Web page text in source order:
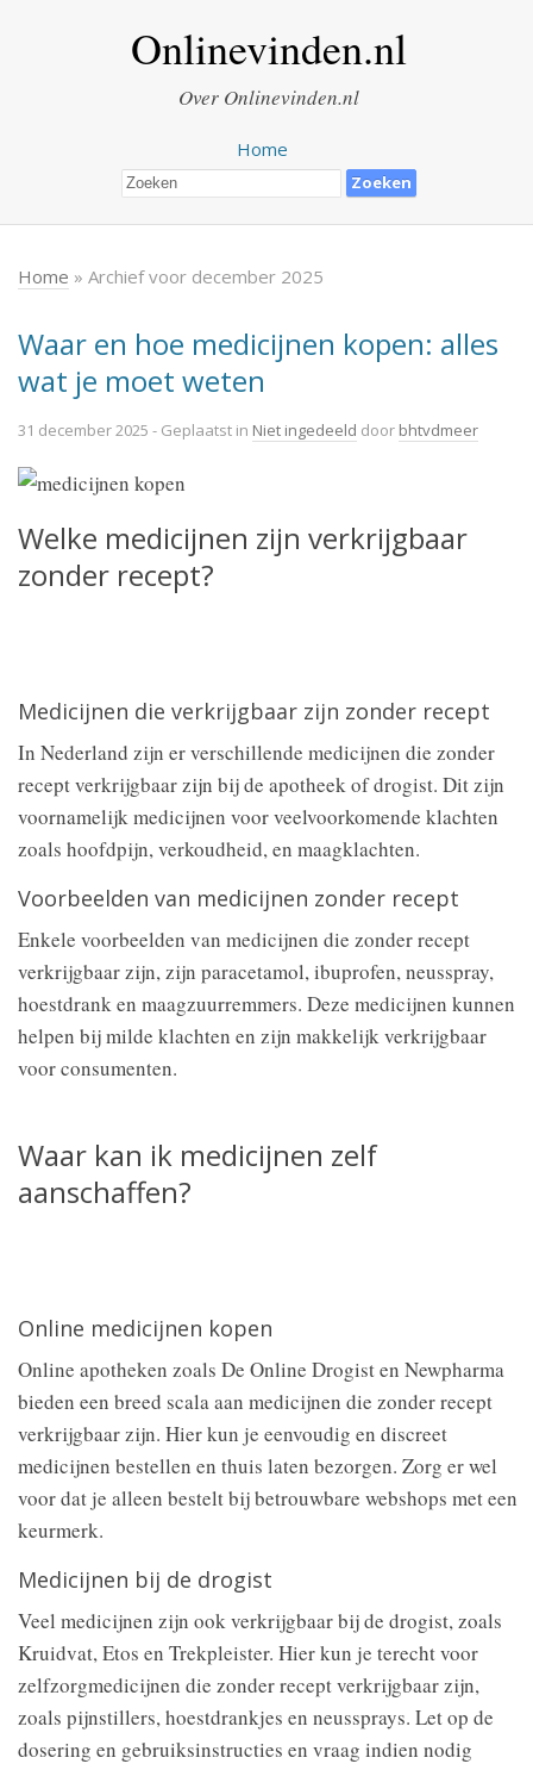
Onlinevinden.nl
Over Onlinevinden.nl
Home
Home » Archief voor december 2025
Waar en hoe medicijnen kopen: alles
wat je moet weten
31 december 2025 - Geplaatst in Niet ingedeeld door bhtvdmeer
Welke medicijnen zijn verkrijgbaar
zonder recept?
Medicijnen die verkrijgbaar zijn zonder recept
In Nederland zijn er verschillende medicijnen die zonder
recept verkrijgbaar zijn bij de apotheek of drogist. Dit zijn
voornamelijk medicijnen voor veelvoorkomende klachten
zoals hoofdpijn, verkoudheid, en maagklachten.
Voorbeelden van medicijnen zonder recept
Enkele voorbeelden van medicijnen die zonder recept
verkrijgbaar zijn, zijn paracetamol, ibuprofen, neusspray,
hoestdrank en maagzuurremmers. Deze medicijnen kunnen
helpen bij milde klachten en zijn makkelijk verkrijgbaar
voor consumenten.
Waar kan ik medicijnen zelf
aanschaffen?
Online medicijnen kopen
Online apotheken zoals De Online Drogist en Newpharma
bieden een breed scala aan medicijnen die zonder recept
verkrijgbaar zijn. Hier kun je eenvoudig en discreet
medicijnen bestellen en thuis laten bezorgen. Zorg er wel
voor dat je alleen bestelt bij betrouwbare webshops met een
keurmerk.
Medicijnen bij de drogist
Veel medicijnen zijn ook verkrijgbaar bij de drogist, zoals
Kruidvat, Etos en Trekpleister. Hier kun je terecht voor
zelfzorgmedicijnen die zonder recept verkrijgbaar zijn,
zoals pijnstillers, hoestdrankjes en neussprays. Let op de
dosering en gebruiksinstructies en vraag indien nodig